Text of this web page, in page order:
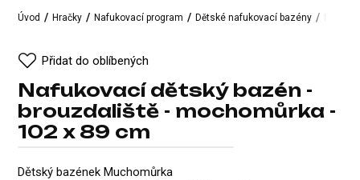
Úvod Hračky Nafukovací program Dětské nafukovací bazény
Přidat do oblíbených
Nafukovací dětský bazén -
brouzdaliště - mochomůrka -
102 x 89 cm
Dětský bazének Muchomůrka